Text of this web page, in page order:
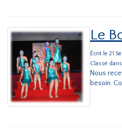
Le
Écrit le 21
Classé dans
Nous
besoin.